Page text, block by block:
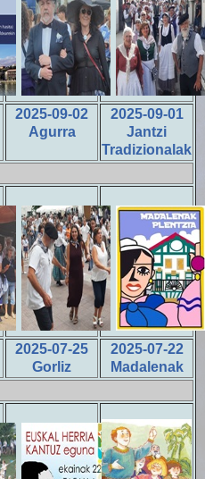
2025-09-02
Agurra
2025-09-01
Jantzi
Tradizionalak
2025-07-25
Gorliz
2025-07-22
Madalenak